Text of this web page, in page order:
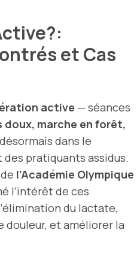
et Cas
active — séances
marche en forêt,
dans le
pratiquants assidus.
l’Académie Olympique
l’intérêt de ces
du lactate,
et améliorer la